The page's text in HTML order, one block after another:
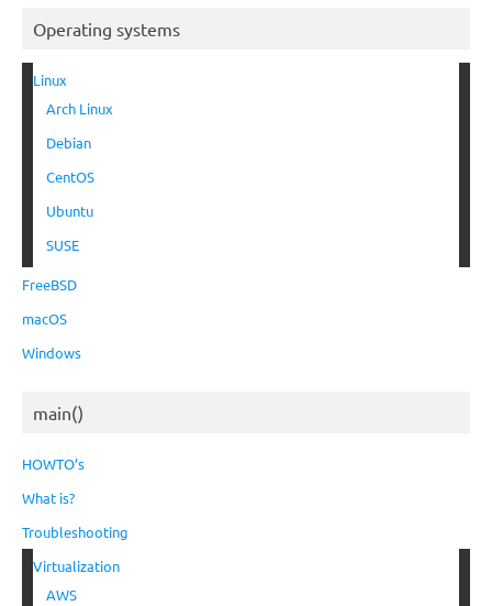
Operating systems
Linux
Arch Linux
Debian
CentOS
Ubuntu
SUSE
FreeBSD
macOS
Windows
main()
HOWTO’s
What is?
Troubleshooting
Virtualization
AWS